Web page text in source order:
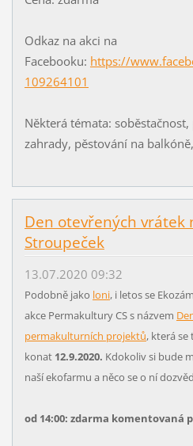
Odkaz na akci na
Facebooku: https://
109264101
Některá témata:
zahrady, pěstování na
Den otevřených vrátek
Stroupeček
13.07.2020 09:32
Podobně jako loni, i letos se
akce Permakultury CS s názvem
permakulturních projektů, která
konat 12.9.2020. Kdokoliv si bude
naší ekofarmu a něco se o ní
od 14:00: zdarma komentovaná